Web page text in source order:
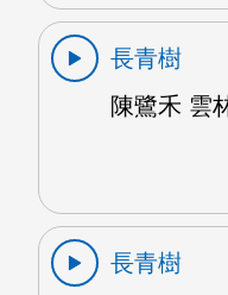
長青樹
陳鷺禾 雲
長青樹